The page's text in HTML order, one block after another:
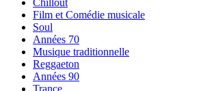
Chillout
Film et Comédie musicale
Soul
Années 70
Musique traditionnelle
Reggaeton
Années 90